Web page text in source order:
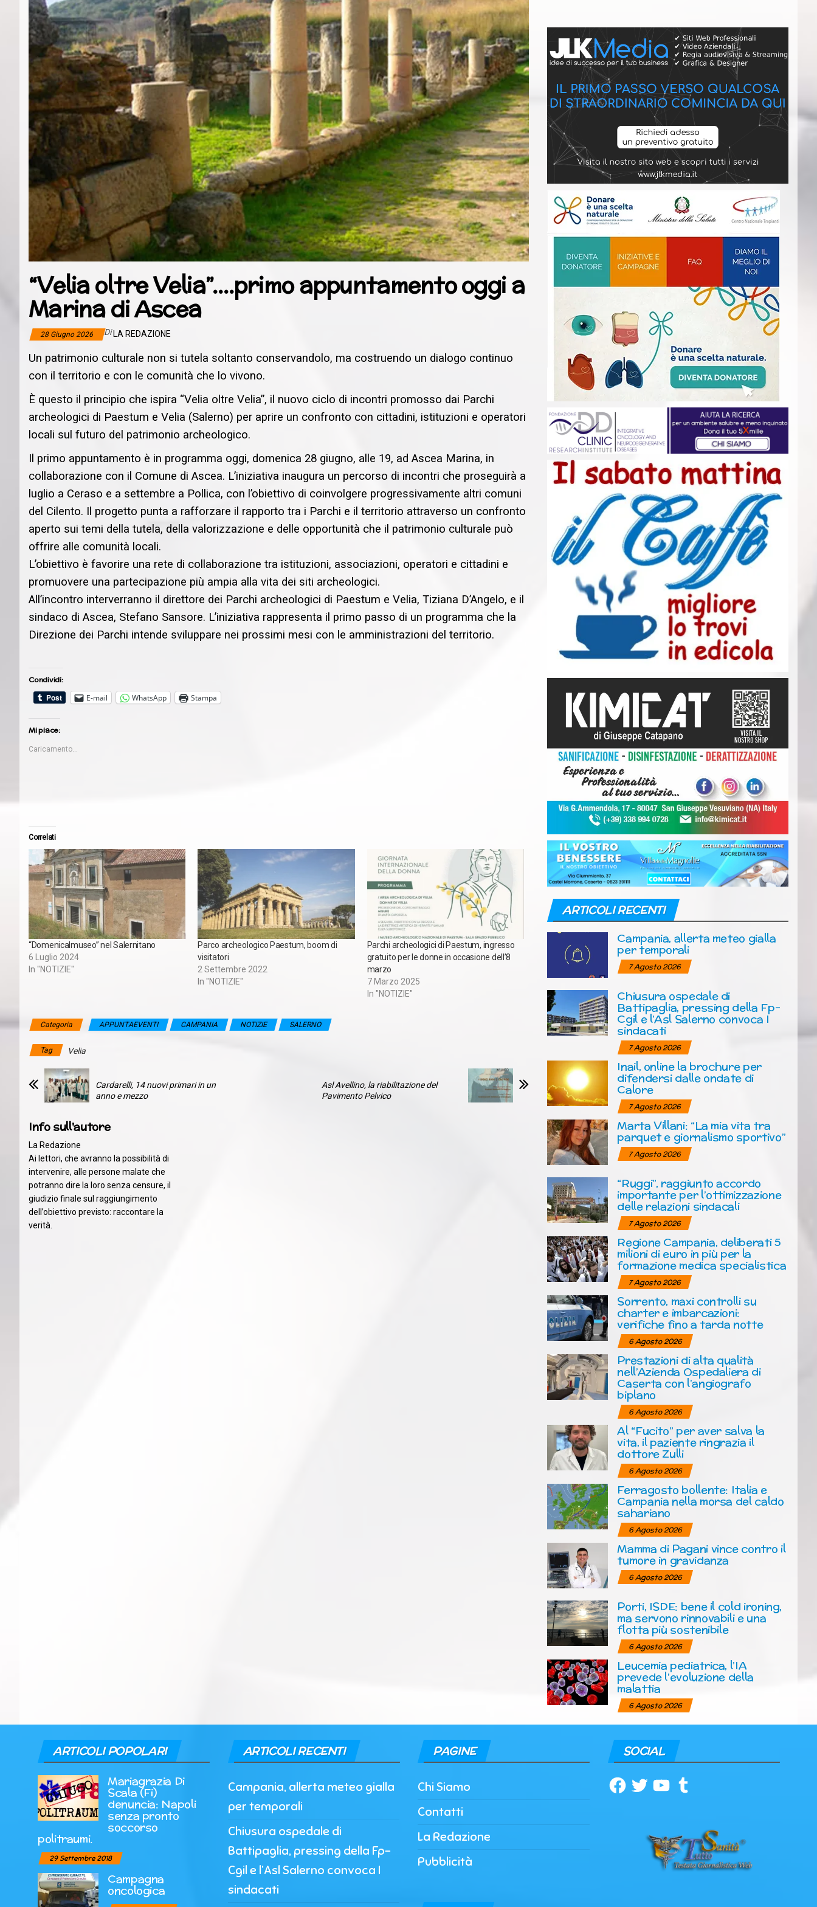
“Velia oltre Velia”….primo appuntamento oggi a
Marina di Ascea
28 Giugno 2026 Di LA REDAZIONE
Un patrimonio culturale non si tutela soltanto conservandolo, ma costruendo un dialogo continuo
con il territorio e con le comunità che lo vivono.
È questo il principio che ispira “Velia oltre Velia”, il nuovo ciclo di incontri promosso dai Parchi
archeologici di Paestum e Velia (Salerno) per aprire un confronto con cittadini, istituzioni e operatori
locali sul futuro del patrimonio archeologico.
Il primo appuntamento è in programma oggi, domenica 28 giugno, alle 19, ad Ascea Marina, in
collaborazione con il Comune di Ascea. L’iniziativa inaugura un percorso di incontri che proseguirà a
luglio a Ceraso e a settembre a Pollica, con l’obiettivo di coinvolgere progressivamente altri comuni
del Cilento. Il progetto punta a rafforzare il rapporto tra i Parchi e il territorio attraverso un confronto
aperto sui temi della tutela, della valorizzazione e delle opportunità che il patrimonio culturale può
offrire alle comunità locali.
L’obiettivo è favorire una rete di collaborazione tra istituzioni, associazioni, operatori e cittadini e
promuovere una partecipazione più ampia alla vita dei siti archeologici.
All’incontro interverranno il direttore dei Parchi archeologici di Paestum e Velia, Tiziana D’Angelo, e il
sindaco di Ascea, Stefano Sansore. L’iniziativa rappresenta il primo passo di un programma che la
Direzione dei Parchi intende sviluppare nei prossimi mesi con le amministrazioni del territorio.
Condividi:
E-mail
WhatsApp Stampa
Mi piace:
Caricamento...
Correlati
“Domenicalmuseo” nel Salernitano
6 Luglio 2024
In "NOTIZIE"
Parco archeologico Paestum, boom di
visitatori
2 Settembre 2022
In "NOTIZIE"
Parchi archeologici di Paestum, ingresso
gratuito per le donne in occasione dell’8
marzo
7 Marzo 2025
In "NOTIZIE"
Categoria APPUNTAEVENTI CAMPANIA NOTIZIE SALERNO
Tag Velia
Cardarelli, 14 nuovi primari in un
anno e mezzo
Asl Avellino, la riabilitazione del
Pavimento Pelvico
Info sull'autore
La Redazione
Ai lettori, che avranno la possibilità di
intervenire, alle persone malate che
potranno dire la loro senza censure, il
giudizio finale sul raggiungimento
dell’obiettivo previsto: raccontare la
verità.
ARTICOLI RECENTI
Campania, allerta meteo gialla
per temporali
7 Agosto 2026
Chiusura ospedale di
Battipaglia, pressing della Fp-
Cgil e l’Asl Salerno convoca I
sindacati
7 Agosto 2026
Inail, online la brochure per
difendersi dalle ondate di
Calore
7 Agosto 2026
Marta Villani: “La mia vita tra
parquet e giornalismo sportivo”
7 Agosto 2026
“Ruggi”, raggiunto accordo
importante per l’ottimizzazione
delle relazioni sindacali
7 Agosto 2026
Regione Campania, deliberati 5
milioni di euro in più per la
formazione medica specialistica
7 Agosto 2026
Sorrento, maxi controlli su
charter e imbarcazioni:
verifiche fino a tarda notte
6 Agosto 2026
Prestazioni di alta qualità
nell’Azienda Ospedaliera di
Caserta con l’angiografo
biplano
6 Agosto 2026
Al “Fucito” per aver salva la
vita, il paziente ringrazia il
dottore Zulli
6 Agosto 2026
Ferragosto bollente: Italia e
Campania nella morsa del caldo
sahariano
6 Agosto 2026
Mamma di Pagani vince contro il
tumore in gravidanza
6 Agosto 2026
Porti, ISDE: bene il cold ironing,
ma servono rinnovabili e una
flotta più sostenibile
6 Agosto 2026
Leucemia pediatrica, l’IA
prevede l’evoluzione della
malattia
6 Agosto 2026
ARTICOLI POPOLARI
Mariagrazia Di
Scala (Fi)
denuncia: Napoli
senza pronto
soccorso
politraumi.
29 Settembre 2018
Campagna
oncologica
ARTICOLI RECENTI
Campania, allerta meteo gialla
per temporali
Chiusura ospedale di
Battipaglia, pressing della Fp-
Cgil e l’Asl Salerno convoca I
sindacati
PAGINE
Chi Siamo
Contatti
La Redazione
Pubblicità
SOCIAL
Facebook
TwitterYouTubeTumblr